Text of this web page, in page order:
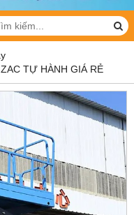
TỰ HÀNH GIÁ RẺ